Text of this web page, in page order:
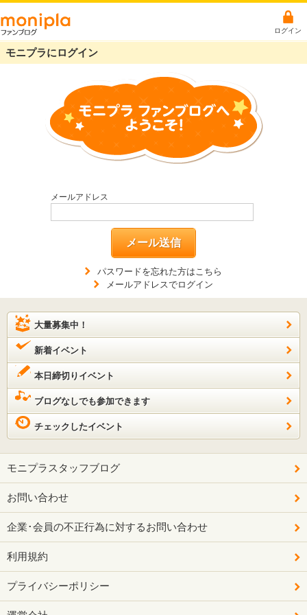
ログイン
モニプラにログイン
メールアドレス
メール送信
パスワードを忘れた方はこちら
メールアドレスでログイン
大量募集中！
新着イベント
本日締切りイベント
ブログなしでも参加できます
チェックしたイベント
モニプラスタッフブログ
お問い合わせ
企業･会員の不正行為に対するお問い合わせ
利用規約
プライバシーポリシー